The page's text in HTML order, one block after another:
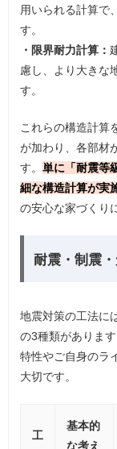
用いられる計算で
す。
・限界耐力計算：
慮し、より大きな
す。
これらの構造計算
が加わり、各部材
す。単に「耐震等
細な構造計算が実
の安心な家づくり
耐震・制震
地震対策の工法に
の3種類がありま
特性やご自身のラ
大切です。
工
基本的
な考え